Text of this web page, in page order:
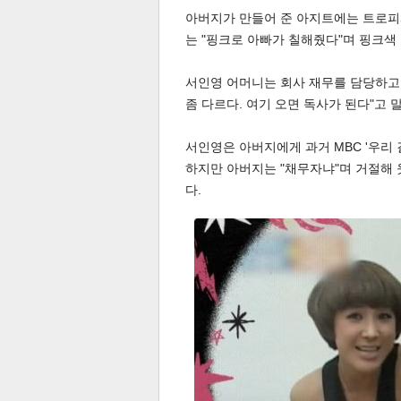
공유 유 로그
아버지가 만들어 준 아지트에는 트로
는 "핑크로 아빠가 칠해줬다"며 핑크
서인영 어머니는 회사 재무를 담당하
좀 다르다. 여기 오면 독사가 된다"고
서인영은 아버지에게 과거 MBC '우리
하지만 아버지는 "채무자냐"며 거절해
다.